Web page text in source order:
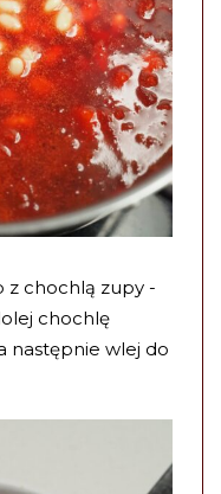
z chochlą zupy -
chochlę
następnie wlej do